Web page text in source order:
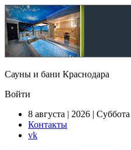
Сауны и бани Краснодара
Войти
8 августа | 2026 | Суббота
Контакты
vk